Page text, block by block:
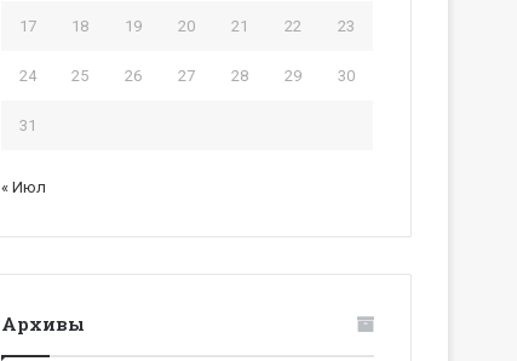
17 18 19 20 21 22 23
24 25 26 27 28 29 30
31
« Июл
Архивы